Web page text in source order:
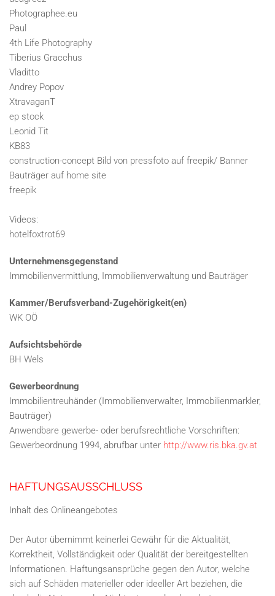
Photographee.eu
Paul
4th Life Photography
Tiberius Gracchus
Vladitto
Andrey Popov
XtravaganT
ep stock
Leonid Tit
KB83
construction-concept Bild von pressfoto auf freepik/ Banner
Bauträger auf home site
freepik
Videos:
hotelfoxtrot69
Unternehmensgegenstand
Immobilienvermittlung, Immobilienverwaltung und Bauträger
Kammer/Berufsverband-Zugehörigkeit(en)
WK OÖ
Aufsichtsbehörde
BH Wels
Gewerbeordnung
Immobilientreuhänder (Immobilienverwalter, Immobilienmarkler,
Bauträger)
Anwendbare gewerbe- oder berufsrechtliche Vorschriften:
Gewerbeordnung 1994, abrufbar unter http://www.ris.bka.gv.at
HAFTUNGSAUSSCHLUSS
Inhalt des Onlineangebotes
Der Autor übernimmt keinerlei Gewähr für die Aktualität,
Korrektheit, Vollständigkeit oder Qualität der bereitgestellten
Informationen. Haftungsansprüche gegen den Autor, welche
sich auf Schäden materieller oder ideeller Art beziehen, die